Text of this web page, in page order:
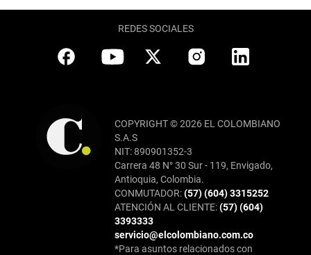
REDES SOCIALES
COPYRIGHT © 2026 EL COLOMBIANO
S.A.S
NIT: 890901352-3
Carrera 48 N° 30 Sur - 119, Envigado,
Antioquia, Colombia.
CONMUTADOR:(57) (604) 3315252
ATENCIÓN AL CLIENTE:(57) (604)
3393333
servicio@elcolombiano.com.co
*Para asuntos relacionados con